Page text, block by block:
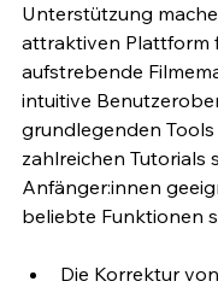
Unterstützung
attraktiven Plattform
aufstrebende
intuitive
grundlegenden Tools
zahlreichen Tutorials
Anfänger:innen
beliebte Funktionen
Die Korrektur von